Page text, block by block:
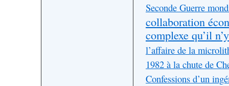
Seconde Guerre
collaboration
complexe qu’il
l’affaire de la
1982 à la chute de
Confessions d’un